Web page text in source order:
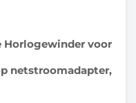
Horlogewinder voor
netstroomadapter,